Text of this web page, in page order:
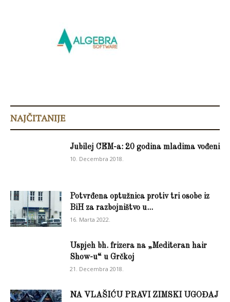
NAJČITANIJE
Jubilej CEM-a: 20 godina mladima vođeni
10. Decembra 2018.
Potvrđena optužnica protiv tri osobe iz
BiH za razbojništvo u...
16. Marta 2022.
Uspjeh bh. frizera na „Mediteran hair
Show-u“ u Grčkoj
21. Decembra 2018.
NA VLAŠIĆU PRAVI ZIMSKI UGOĐAJ